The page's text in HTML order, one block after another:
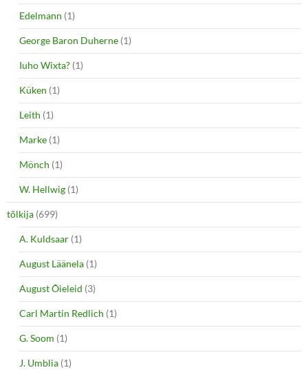
Edelmann (1)
George Baron Duherne (1)
Iuho Wixta? (1)
Küken (1)
Leith (1)
Marke (1)
Mönch (1)
W. Hellwig (1)
tõlkija (699)
A. Kuldsaar (1)
August Läänela (1)
August Õieleid (3)
Carl Martin Redlich (1)
G. Soom (1)
J. Umblia (1)